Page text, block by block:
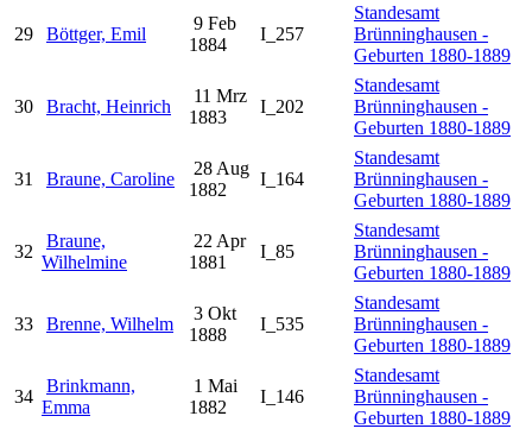
29 Böttger, Emil
9 Feb
1884
I_257
Standesamt
Brünninghausen -
Geburten 1880-1889
30 Bracht, Heinrich
11 Mrz
1883
I_202
Standesamt
Brünninghausen -
Geburten 1880-1889
31 Braune, Caroline
28 Aug
1882
I_164
Standesamt
Brünninghausen -
Geburten 1880-1889
32
Braune,
Wilhelmine
22 Apr
1881
I_85
Standesamt
Brünninghausen -
Geburten 1880-1889
33 Brenne, Wilhelm
3 Okt
1888
I_535
Standesamt
Brünninghausen -
Geburten 1880-1889
34
Brinkmann,
Emma
1 Mai
1882
I_146
Standesamt
Brünninghausen -
Geburten 1880-1889